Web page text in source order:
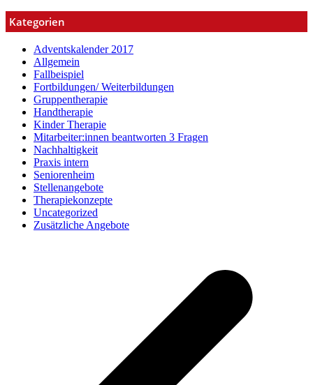
Kategorien
Adventskalender 2017
Allgemein
Fallbeispiel
Fortbildungen/ Weiterbildungen
Gruppentherapie
Handtherapie
Kinder Therapie
Mitarbeiter:innen beantworten 3 Fragen
Nachhaltigkeit
Praxis intern
Seniorenheim
Stellenangebote
Therapiekonzepte
Uncategorized
Zusätzliche Angebote